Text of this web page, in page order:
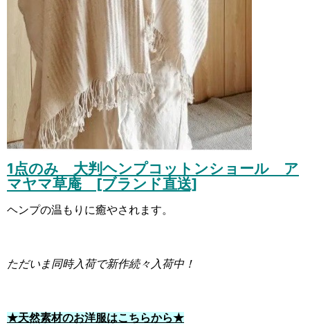
1点のみ 大判ヘンプコットンショール ア
マヤマ草庵 [ブランド直送]
ヘンプの温もりに癒やされます。
ただいま同時入荷で新作続々入荷中！
★天然素材のお洋服はこちらから★